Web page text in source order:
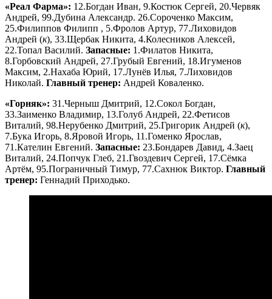
«Реал Фарма»: 12.Богдан Иван, 9.Костюк Сергей, 20.Червяк
Андрей, 99.Дубина Александр. 26.Сороченко Максим,
25.Филиппов Филипп , 5.Фролов Артур, 77.Лиховидов
Андрей (к), 33.Щербак Никита, 4.Колесников Алексей,
22.Топал Василий. Запасные: 1.Филатов Никита,
8.Горбовский Андрей, 27.Грубый Евгений, 18.Игуменов
Максим, 2.Нахаба Юрий, 17.Лунёв Илья, 7.Лиховидов
Николай. Главный тренер: Андрей Коваленко.
«Горняк»: 31.Черныш Дмитрий, 12.Сокол Богдан,
33.Заименко Владимир, 13.Голуб Андрей, 22.Фетисов
Виталий, 98.Нерубенко Дмитрий, 25.Григорик Андрей (к),
7.Бука Игорь, 8.Яровой Игорь, 11.Гоменко Ярослав,
71.Кателин Евгений. Запасные: 23.Бондарев Давид, 4.Заец
Виталий, 24.Попчук Глеб, 21.Гвоздевич Сергей, 17.Сёмка
Артём, 95.Пограничный Тимур, 77.Сахнюк Виктор. Главный
тренер: Геннадий Приходько.